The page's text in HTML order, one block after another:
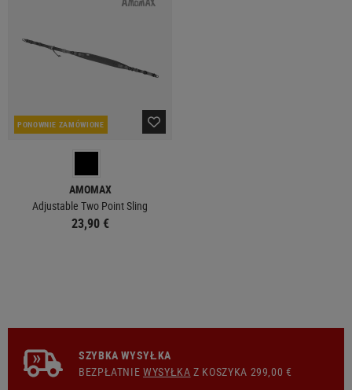
PONOWNIE ZAMÓWIONE
AMOMAX
Adjustable Two Point Sling
23,90 €
SZYBKA WYSYŁKA
BEZPŁATNIEWYSYŁKA Z KOSZYKA 299,00 €